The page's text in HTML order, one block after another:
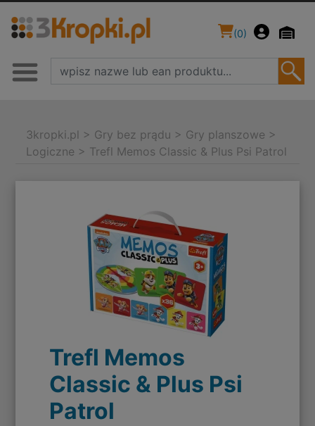
(0)
3kropki.pl > Gry bez prądu > Gry planszowe >
Logiczne > Trefl Memos Classic & Plus Psi Patrol
Trefl Memos
Classic & Plus Psi
Patrol